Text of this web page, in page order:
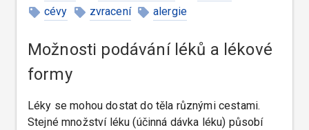
cévy
zvracení alergie
Možnosti podávání léků a lékové
formy
Léky se mohou dostat do těla různými cestami.
Stejné množství léku (účinná dávka léku) působí